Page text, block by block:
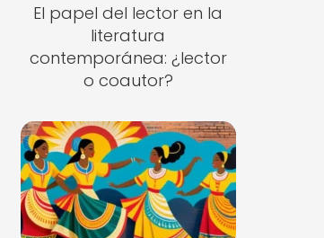
El papel del lector en la
literatura
contemporánea: ¿lector
o coautor?